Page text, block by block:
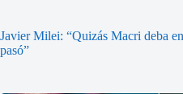
Javier Milei: “Quizás Macri deba
pasó”